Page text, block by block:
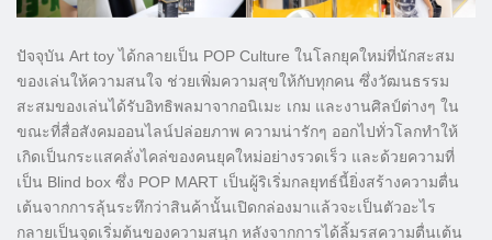
ปัจจุบัน Art toy ได้กลายเป็น POP Culture ในโลกยุคใหม่ที่นักสะสม
ของเล่นให้ความสนใจ ช่วยเพิ่มความสุขให้กับทุกคน ซึ่งวัฒนธรรม
สะสมของเล่นได้รับอิทธิพลมาจากอนิเมะ เกม และงานศิลป์ต่างๆ ใน
ขณะที่สื่อสังคมออนไลน์ปล่อยภาพ ความน่ารักๆ ออกไปทั่วโลกทำให้
เกิดเป็นกระแสคลั่งไคล่ของคนยุคใหม่อย่างรวดเร็ว และด้วยความที่
เป็น Blind box ซึ่ง POP MART เป็นผู้ริเริ่มกลยุทธ์นี้ยิ่งสร้างความตื่น
เต้นจากการลุ้นระทึกว่าสินค้านั้นเปิดกล่องมาแล้วจะเป็นตัวอะไร
กลายเป็นจุดเริ่มต้นของความสนุก หลังจากการได้ลิ้มรสความตื่นเต้น